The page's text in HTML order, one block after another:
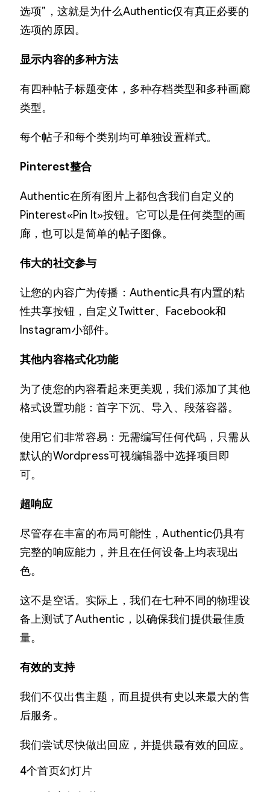
选项”，这就是为什么Authentic仅有真正必要的
选项的原因。
显示内容的多种方法
有四种帖子标题变体，多种存档类型和多种画廊
类型。
每个帖子和每个类别均可单独设置样式。
Pinterest整合
Authentic在所有图片上都包含我们自定义的
Pinterest«Pin It»按钮。它可以是任何类型的画
廊，也可以是简单的帖子图像。
伟大的社交参与
让您的内容广为传播：Authentic具有内置的粘
性共享按钮，自定义Twitter、Facebook和
Instagram小部件。
其他内容格式化功能
为了使您的内容看起来更美观，我们添加了其他
格式设置功能：首字下沉、导入、段落容器。
使用它们非常容易：无需编写任何代码，只需从
默认的Wordpress可视编辑器中选择项目即
可。
超响应
尽管存在丰富的布局可能性，Authentic仍具有
完整的响应能力，并且在任何设备上均表现出
色。
这不是空话。实际上，我们在七种不同的物理设
备上测试了Authentic，以确保我们提供最佳质
量。
有效的支持
我们不仅出售主题，而且提供有史以来最大的售
后服务。
我们尝试尽快做出回应，并提供最有效的回应。
4个首页幻灯片